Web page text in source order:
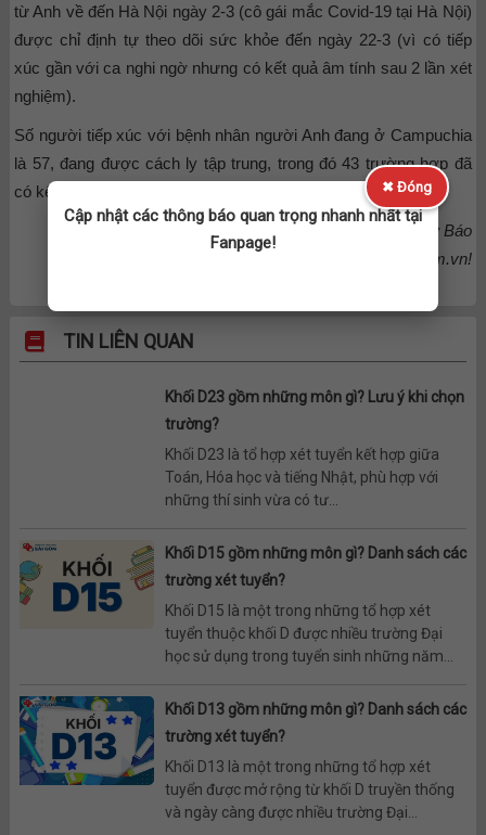
từ Anh về đến Hà Nội ngày 2-3 (cô gái mắc Covid-19 tại Hà Nội)
được chỉ định tự theo dõi sức khỏe đến ngày 22-3 (vì có tiếp
xúc gần với ca nghi ngờ nhưng có kết quả âm tính sau 2 lần xét
nghiệm).
Số người tiếp xúc với bệnh nhân người Anh đang ở Campuchia
là 57, đang được cách ly tập trung, trong đó 43 trường hợp đã
có kết quả xét nghiệm âm tính.
Trường Cao đẳng Y Dược Sài Gòn
dẫn nguồn từ Báo
nld.com.vn!
TIN LIÊN QUAN
Khối D23 gồm những môn gì? Lưu ý khi chọn
trường?
Khối D23 là tổ hợp xét tuyển kết hợp giữa
Toán, Hóa học và tiếng Nhật, phù hợp với
những thí sinh vừa có tư...
Khối D15 gồm những môn gì? Danh sách các
trường xét tuyển?
Khối D15 là một trong những tổ hợp xét
tuyển thuộc khối D được nhiều trường Đại
học sử dụng trong tuyển sinh những năm...
Khối D13 gồm những môn gì? Danh sách các
trường xét tuyển?
Khối D13 là một trong những tổ hợp xét
tuyển được mở rộng từ khối D truyền thống
và ngày càng được nhiều trường Đại...
✖ Đóng
Cập nhật các thông báo quan trọng nhanh nhất tại
Fanpage!